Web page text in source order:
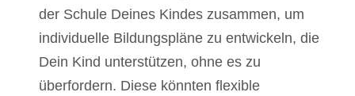
der Schule Deines Kindes zusammen, um
individuelle Bildungspläne zu entwickeln, die
Dein Kind unterstützen, ohne es zu
überfordern. Diese könnten flexible